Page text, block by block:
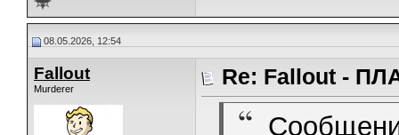
08.05.2026, 12:54
Fallout
Murderer Re: Fallout -